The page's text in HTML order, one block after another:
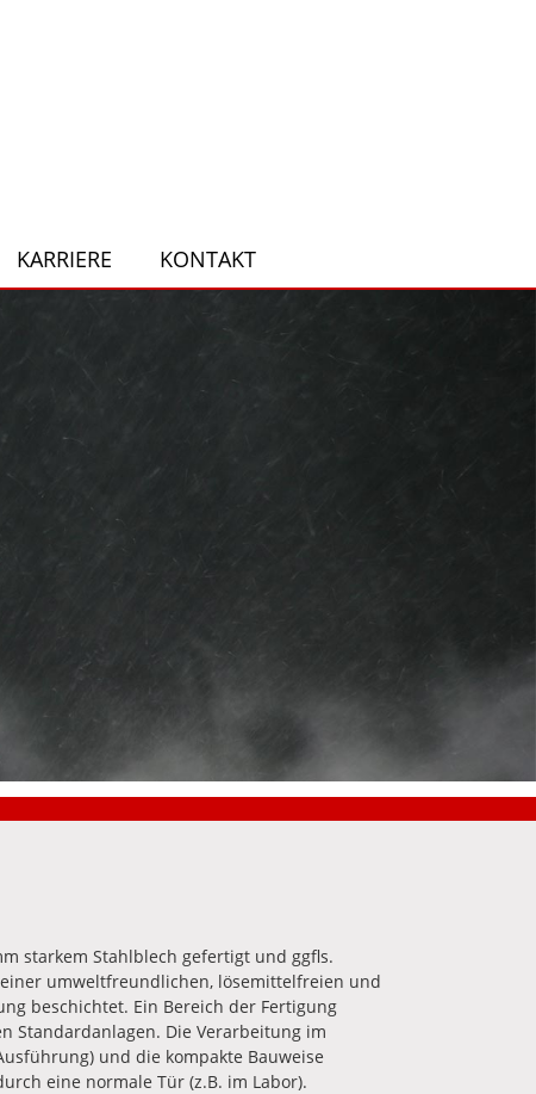
KARRIERE KONTAKT
starkem Stahlblech gefertigt und ggfls.
umweltfreundlichen, lösemittelfreien und
beschichtet. Ein Bereich der Fertigung
Standardanlagen. Die Verarbeitung im
und die kompakte Bauweise
eine normale Tür (z.B. im Labor).